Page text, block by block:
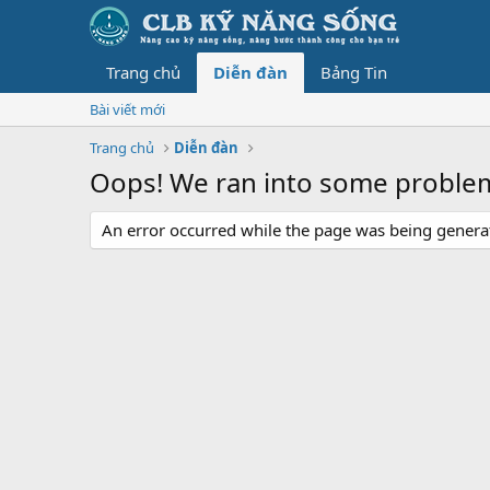
Trang chủ Diễn đàn Bảng Tin
Bài viết mới
Trang chủ
Diễn đàn
Oops! We ran into some
An error occurred while the page was being